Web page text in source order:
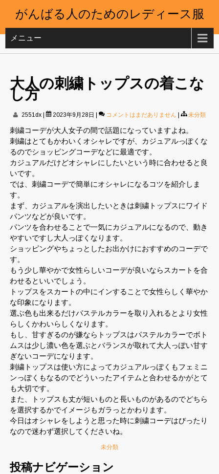
がんばる人のためのレディース服
メニュー
大人の刺繍トップスの着こな
し方
2551dx 2023年9月28日 コメントはまだありません 未分類
刺繍コーデが大人女子の間で話題になっていますよね。
刺繍はとてもかわいくオシャレですが、カジュアルっぽくな
るのでショッピングコーデなどに最適です。
カジュアルだけどオシャレにしたいという時に合わせると良
いです。
では、刺繍コーデで簡単にオシャレになるコツを紹介しま
す。
まず、カジュアルを演出したいときは刺繍トップスにワイド
パンツなどが良いです。
パンツを合わせることで一気にカジュアルになるので、動き
やすいですし大人っぽくなります。
ショッピングやちょっとしたお出かけにおすすめのコーデで
す。
もう少し華やかで女性らしいコーデが良いならスカートを合
わせるといいでしょう。
トップスをスカートの中にインすることで女性らしく華やか
な印象になります。
選ぶ色も出来るだけパステルカラーを取り入れるとより女性
らしくかわいらしくなります。
もし、甘すぎるのが嫌ならトップスはパステルカラーでボト
ムスは少し濃い色を選ぶとバランスが取れて大人っぽい甘す
ぎないコーデになります。
刺繍トップスは使い方によってカジュアルっぽくもフェミニ
ンっぽくもなるのでどういったアイテムと合わせるかがとて
も大切です。
また、トップスも丈が短いものと長いものがあるのでどちら
を選択するかでイメージもガラっとかわります。
今日はオシャレをしようと思った時に刺繍コーデはぴったり
なので迷わず選択してくださいね。
未分類
投稿ナビゲーション